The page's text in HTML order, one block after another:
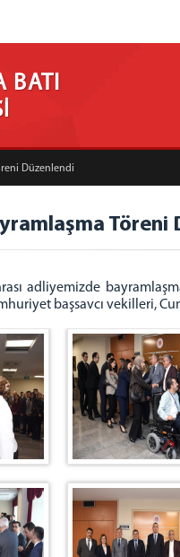
BATI
Düzenlendi
Töreni
adliyemizde
başsavcı vekilleri,